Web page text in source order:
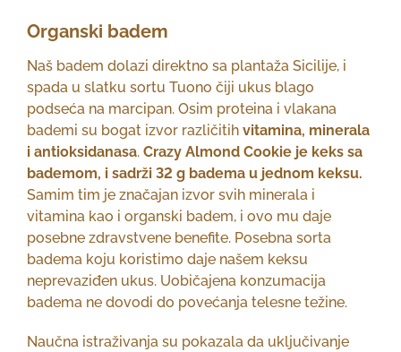
Organski badem
Naš badem dolazi direktno sa plantaža Sicilije, i
spada u slatku sortu Tuono čiji ukus blago
podseća na marcipan. Osim proteina i vlakana
bademi su bogat izvor različitih vitamina, minerala
i antioksidanasa. Crazy Almond Cookie je keks sa
bademom, i sadrži 32 g badema u jednom keksu.
Samim tim je značajan izvor svih minerala i
vitamina kao i organski badem, i ovo mu daje
posebne zdravstvene benefite. Posebna sorta
badema koju koristimo daje našem keksu
neprevaziđen ukus. Uobičajena konzumacija
badema ne dovodi do povećanja telesne težine.
Naučna istraživanja su pokazala da uključivanje